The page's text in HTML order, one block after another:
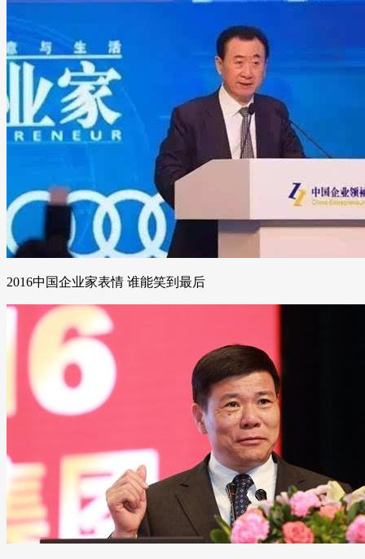
2016中国企业家表情 谁能笑到最后